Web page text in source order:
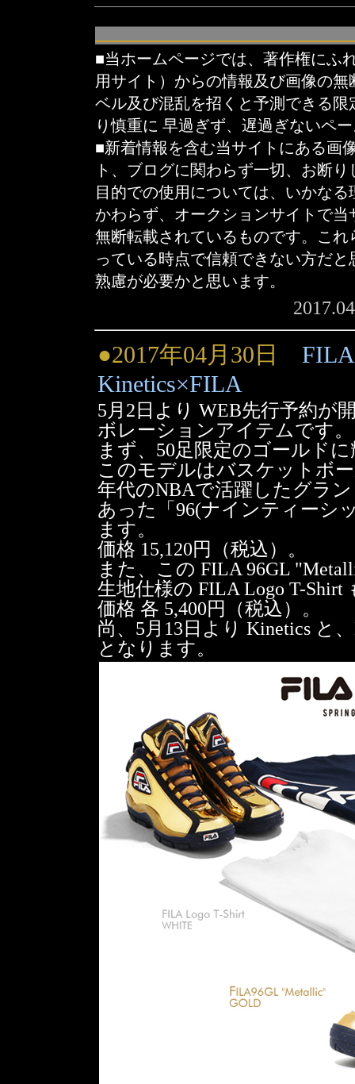
■当ホームページでは、著作権にふ
用サイト）からの情報及び画像の
ベル及び混乱を招くと予測できる
り慎重に 早過ぎず、遅過ぎないペ
■新着情報を含む当サイトにある画
ト、ブログに関わらず一切、お断
目的での使用については、いかな
かわらず、オークションサイトで
無断転載されているものです。こ
っている時点で信頼できない方だ
熟慮が必要かと思います。
●2017年04月30日
Kinetics×FILA
5月2日より WEB先行予約が
ボレーションアイテムです。
まず、50足限定のゴールド
このモデルはバスケットボ
年代のNBAで活躍したグラ
あった「96(ナインティーシ
ます。
価格 15,120円（税込）。
また、この FILA 96GL
生地仕様の FILA Logo T-Shirt
価格 各 5,400円（税込）。
尚、5月13日より Kinetics と
となります。